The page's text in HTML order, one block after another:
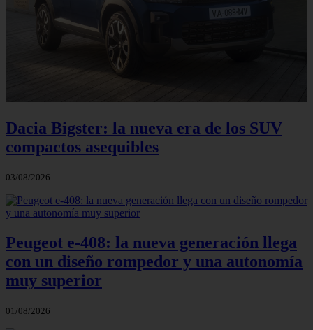
Dacia Bigster: la nueva era de los SUV
compactos asequibles
03/08/2026
Peugeot e-408: la nueva generación llega
con un diseño rompedor y una autonomía
muy superior
01/08/2026